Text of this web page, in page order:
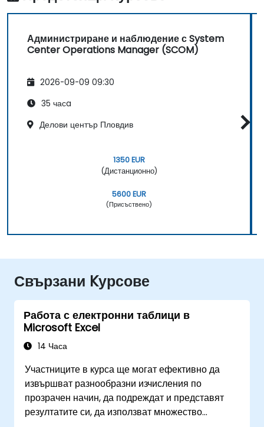
Администриране и наблюдение с System
Center Operations Manager (SCOM)
2026-09-09 09:30
35 часa
Делови център Пловдив
1350 EUR
(Дистанционно)
5600 EUR
(Присъствено)
Свързани Kурсове
Работа с електронни таблици в
Microsoft Excel
14 Часа
Участниците в курса ще могат ефективно да
извършват разнообразни изчисления по
прозрачен начин, да подреждат и представят
резултатите си, да използват множество